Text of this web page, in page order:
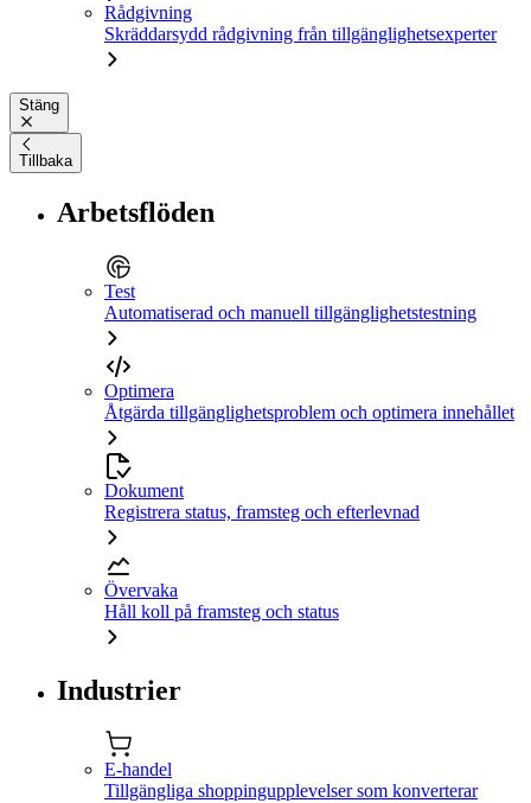
Rådgivning
Skräddarsydd rådgivning från tillgänglighetsexperter
Stäng
Tillbaka
Arbetsflöden
Test
Automatiserad och manuell tillgänglighetstestning
Optimera
Åtgärda tillgänglighetsproblem och optimera innehållet
Dokument
Registrera status, framsteg och efterlevnad
Övervaka
Håll koll på framsteg och status
Industrier
E-handel
Tillgängliga shoppingupplevelser som konverterar